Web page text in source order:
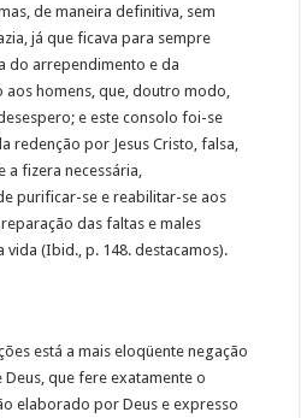
de maneira definitiva, sem
já que ficava para sempre
do arrependimento e da
aos homens, que, doutro modo,
e este consolo foi-se
redenção por Jesus Cristo, falsa,
a fizera necessária,
purificar-se e reabilitar-se aos
das faltas e males
(Ibid., p. 148. destacamos).
está a mais eloqüente negação
que fere exatamente o
elaborado por Deus e expresso